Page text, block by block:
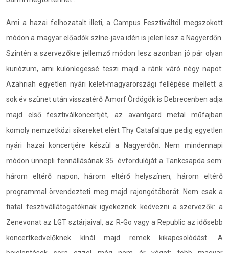
Ami a hazai felhozatalt illeti, a Campus Fesztiváltól megszokott
módon a magyar előadók színe-java idén is jelen lesz a Nagyerdőn.
Szintén a szervezőkre jellemző módon lesz azonban jó pár olyan
kuriózum, ami különlegessé teszi majd a ránk váró négy napot:
Azahriah egyetlen nyári kelet-magyarországi fellépése mellett a
sok év szünet után visszatérő Amorf Ördögök is Debrecenben adja
majd első fesztiválkoncertjét, az avantgard metal műfajban
komoly nemzetközi sikereket elért Thy Catafalque pedig egyetlen
nyári hazai koncertjére készül a Nagyerdőn. Nem mindennapi
módon ünnepli fennállásának 35. évfordulóját a Tankcsapda sem:
három eltérő napon, három eltérő helyszínen, három eltérő
programmal örvendezteti meg majd rajongótáborát. Nem csak a
fiatal fesztivállátogatóknak igyekeznek kedvezni a szervezők: a
Zenevonat az LGT sztárjaival, az R-Go vagy a Republic az idősebb
koncertkedvelőknek kínál majd remek kikapcsolódást. A